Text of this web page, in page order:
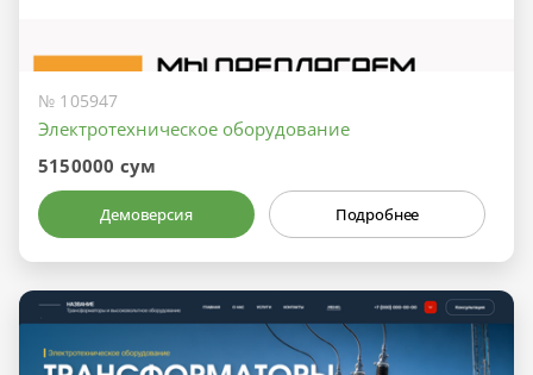
№ 105947
Электротехническое оборудование
5150000 сум
Демоверсия Подробнее